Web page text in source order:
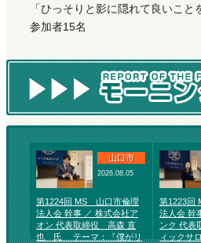
「ひっそりと影に隠れて良いこ
参加者15名
山口市
2026.08.05
第1224回 MS 山口市倫理
法人会 幹事 ／ 株式会社ア
オン 代表取締役 高森 直
也 氏 テーマ：『僕がリ
第1223回
法人会 幹
ンク 代
ィックサ